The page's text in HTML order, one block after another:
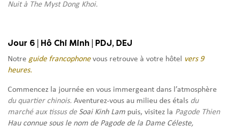
Nuit à The Myst Dong Khoi.
Jour 6 | Hô Chi Minh | PDJ, DEJ
Notre guide francophonevous retrouve à votre hôtel
vers 9
heures.
Commencez la journée en vous immergeant dans l’atmosphère
du quartier chinois. Aventurez-vous au milieu des étals du
marché aux tissus deSoai Kinh Lam puis, visitez la Pagode Thien
Hau connue sous le nom de Pagode de la Dame Céleste,